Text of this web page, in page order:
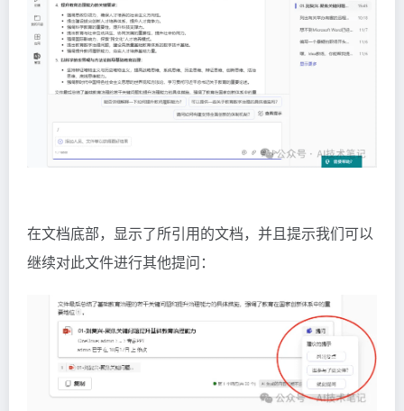
在文档底部，显示了所引用的文档，并且提示我们可以
继续对此文件进行其他提问：